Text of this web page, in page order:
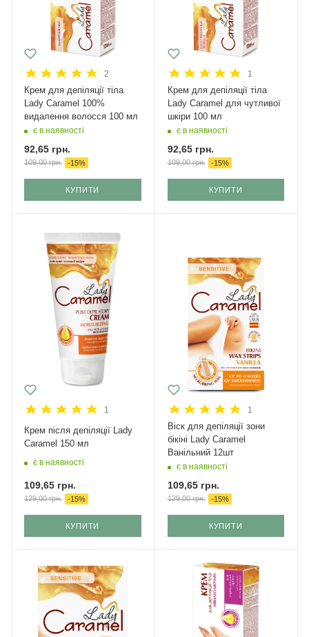
2
Крем для депіляції тіла
Lady Caramel 100%
видалення волосся 100 мл
є в наявності
92,65 грн.
109,00грн. -15%
КУПИТИ
1
Крем для депіляції тіла
Lady Caramel для чутливої ​​
шкіри 100 мл
є в наявності
92,65грн.
109,00грн. -15%
КУПИТИ
1
Крем після депіляції Lady
Caramel 150 мл
є в наявності
109,65 грн.
129,00грн. -15%
КУПИТИ
1
Віск для депіляції зони
бікіні Lady Caramel
Ванільний 12шт
є в наявності
109,65грн.
129,00грн. -15%
КУПИТИ